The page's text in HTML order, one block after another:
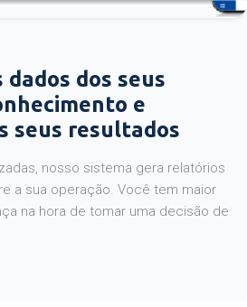
dos seus
e
seus resultados
nosso sistema gera relatórios
a sua operação. Você tem maior
na hora de tomar uma decisão de